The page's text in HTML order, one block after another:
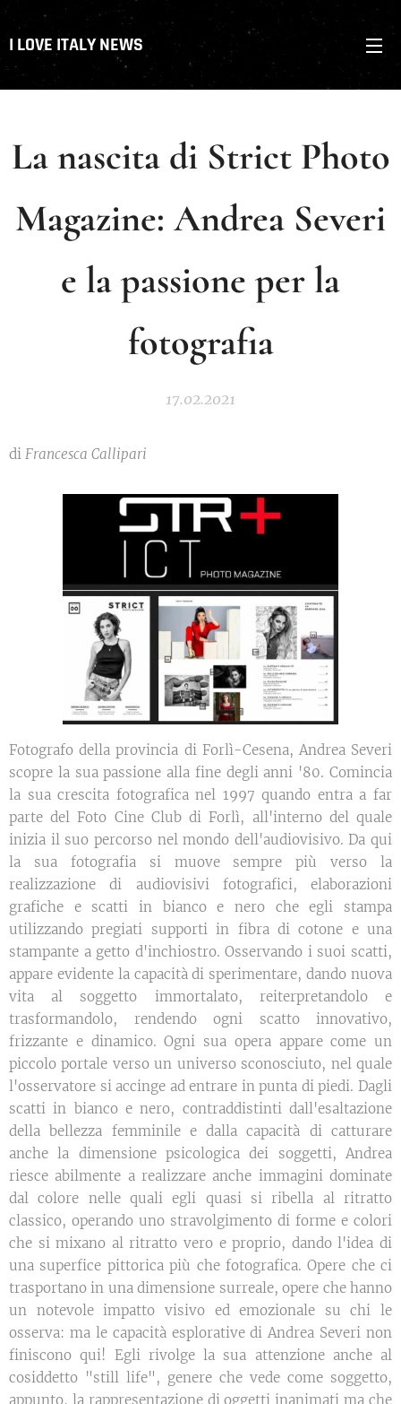
I LOVE ITALY NEWS
La nascita di Strict Photo
Magazine: Andrea Severi
e la passione per la
fotografia
17.02.2021
di Francesca Callipari
Fotografo della provincia di Forlì-Cesena, Andrea Severi
scopre la sua passione alla fine degli anni '80. Comincia
la sua crescita fotografica nel 1997 quando entra a far
parte del Foto Cine Club di Forlì, all'interno del quale
inizia il suo percorso nel mondo dell'audiovisivo. Da qui
la sua fotografia si muove sempre più verso la
realizzazione di audiovisivi fotografici, elaborazioni
grafiche e scatti in bianco e nero che egli stampa
utilizzando pregiati supporti in fibra di cotone e una
stampante a getto d'inchiostro. Osservando i suoi scatti,
appare evidente la capacità di sperimentare, dando nuova
vita al soggetto immortalato, reiterpretandolo e
trasformandolo, rendendo ogni scatto innovativo,
frizzante e dinamico. Ogni sua opera appare come un
piccolo portale verso un universo sconosciuto, nel quale
l'osservatore si accinge ad entrare in punta di piedi. Dagli
scatti in bianco e nero, contraddistinti dall'esaltazione
della bellezza femminile e dalla capacità di catturare
anche la dimensione psicologica dei soggetti, Andrea
riesce abilmente a realizzare anche immagini dominate
dal colore nelle quali egli quasi si ribella al ritratto
classico, operando uno stravolgimento di forme e colori
che si mixano al ritratto vero e proprio, dando l'idea di
una superfice pittorica più che fotografica. Opere che ci
trasportano in una dimensione surreale, opere che hanno
un notevole impatto visivo ed emozionale su chi le
osserva: ma le capacità esplorative di Andrea Severi non
finiscono qui! Egli rivolge la sua attenzione anche al
cosiddetto "still life", genere che vede come soggetto,
appunto, la rappresentazione di oggetti inanimati ma che